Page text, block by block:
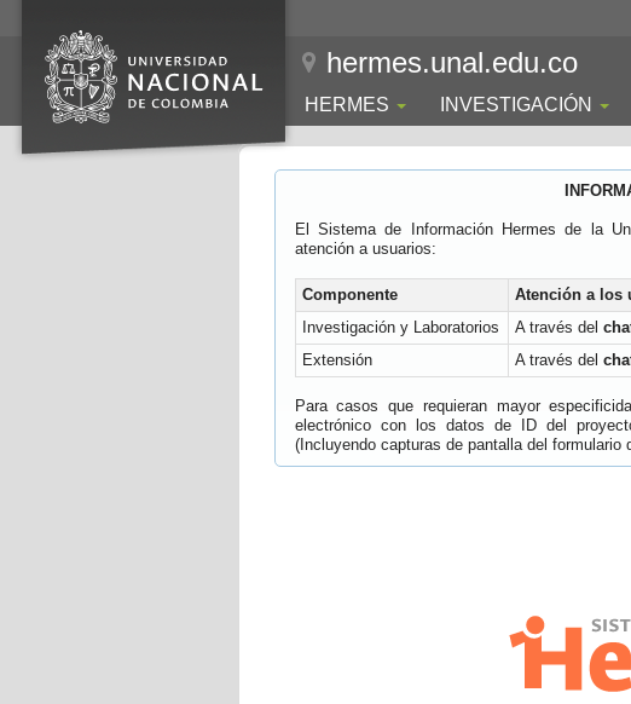
hermes.unal.edu.co
HERMES INVESTIGACIÓN
El Sistema de Información Hermes de la
atención a usuarios:
Componente Atención a los
Investigación y Laboratorios
A través del
Extensión
A través del
Para casos que requieran mayor
electrónico con los datos de ID del
(Incluyendo capturas de pantalla del formulario